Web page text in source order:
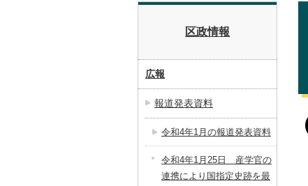
区政情報
広報
報道発表資料
令和4年1月の報道発表資料
令和4年1月25日 産学官の
連携により国指定史跡を最